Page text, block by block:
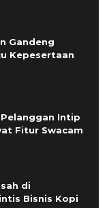
Gandeng
Kepesertaan
Pelanggan Intip
Fitur Swacam
di
Bisnis Kopi